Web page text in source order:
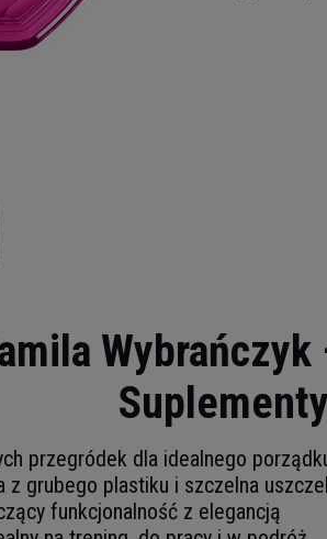
Suplementy
przegródek dla idealnego
z grubego plastiku i szczelna
funkcjonalność z elegancją